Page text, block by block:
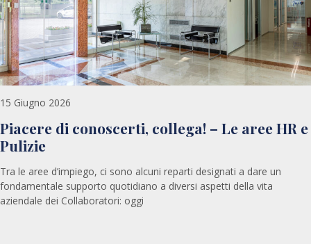
15 Giugno 2026
Piacere di conoscerti, collega! – Le aree HR e
Pulizie
Tra le aree d’impiego, ci sono alcuni reparti designati a dare un
fondamentale supporto quotidiano a diversi aspetti della vita
aziendale dei Collaboratori: oggi